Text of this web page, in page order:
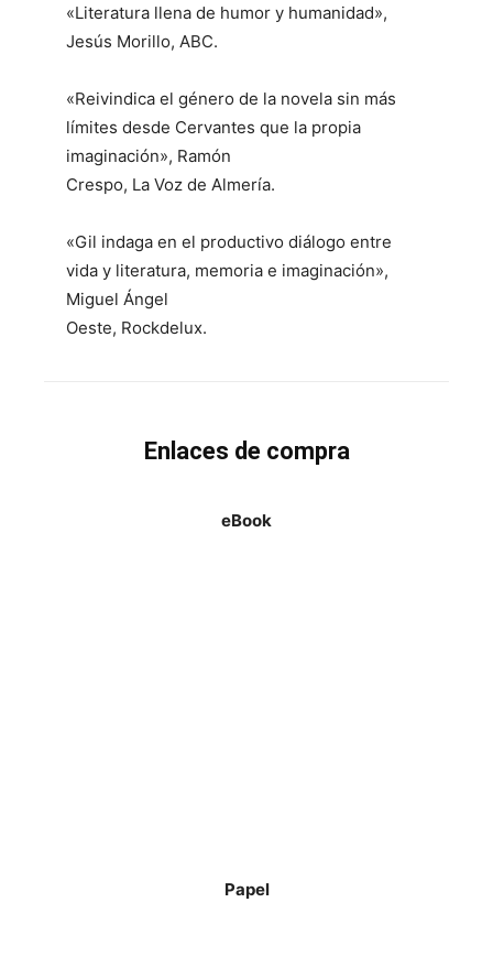
«Literatura llena de humor y humanidad»,
Jesús Morillo, ABC.
«Reivindica el género de la novela sin más
límites desde Cervantes que la propia
imaginación», Ramón
Crespo, La Voz de Almería.
«Gil indaga en el productivo diálogo entre
vida y literatura, memoria e imaginación»,
Miguel Ángel
Oeste, Rockdelux.
Enlaces de compra
eBook
Papel